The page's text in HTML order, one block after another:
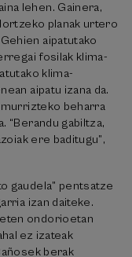
lehen. Gainera,
planak urtero
aipatutako
fosilak klima-
klima-
aipatu izana da.
murrizteko beharra
“Berandu gabiltza,
ere baditugu”,
gaudela” pentsatze
izan daiteke.
ondorioetan
ez izateak
berak